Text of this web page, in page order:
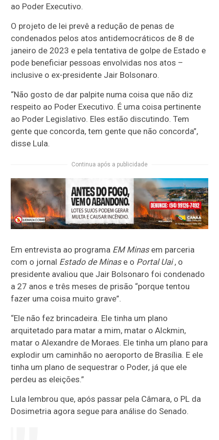
ao Poder Executivo.
O projeto de lei prevê a redução de penas de
condenados pelos atos antidemocráticos de 8 de
janeiro de 2023 e pela tentativa de golpe de Estado e
pode beneficiar pessoas envolvidas nos atos –
inclusive o ex-presidente Jair Bolsonaro.
“Não gosto de dar palpite numa coisa que não diz
respeito ao Poder Executivo. É uma coisa pertinente
ao Poder Legislativo. Eles estão discutindo. Tem
gente que concorda, tem gente que não concorda”,
disse Lula.
Continua após a publicidade
Em entrevista ao programa EM Minasem parceria
com o jornal Estado de Minase o Portal Uai, o
presidente avaliou que Jair Bolsonaro foi condenado
a 27 anos e três meses de prisão “porque tentou
fazer uma coisa muito grave”.
“Ele não fez brincadeira. Ele tinha um plano
arquitetado para matar a mim, matar o Alckmin,
matar o Alexandre de Moraes. Ele tinha um plano para
explodir um caminhão no aeroporto de Brasília. E ele
tinha um plano de sequestrar o Poder, já que ele
perdeu as eleições.”
Lula lembrou que, após passar pela Câmara, o PL da
Dosimetria agora segue para análise do Senado.